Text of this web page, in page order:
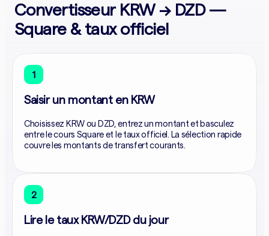
Convertisseur KRW → DZD —
Square & taux officiel
1
Saisir un montant en KRW
Choisissez KRW ou DZD, entrez un montant et basculez
entre le cours Square et le taux officiel. La sélection rapide
couvre les montants de transfert courants.
2
Lire le taux KRW/DZD du jour